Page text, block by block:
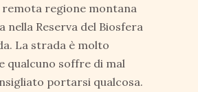
remota regione montana
Reserva del Biosfera
La strada è molto
qualcuno soffre di mal
portarsi qualcosa.